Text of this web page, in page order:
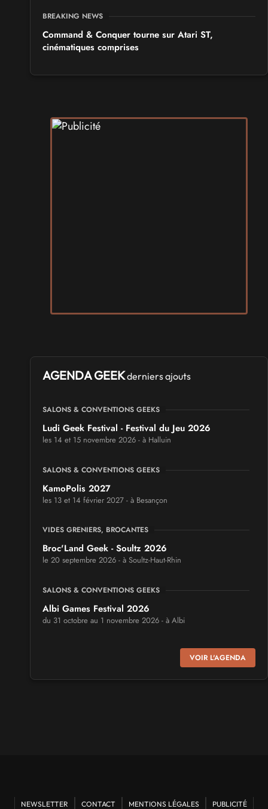
BREAKING NEWS
Command & Conquer tourne sur Atari ST,
cinématiques comprises
AGENDA GEEKderniers ajouts
SALONS & CONVENTIONS GEEKS
Ludi Geek Festival - Festival du Jeu 2026
les 14 et 15 novembre 2026 - à Halluin
SALONS & CONVENTIONS GEEKS
KamoPolis 2027
les 13 et 14 février 2027 - à Besançon
VIDES GRENIERS, BROCANTES
Broc'Land Geek - Soultz 2026
le 20 septembre 2026 - à Soultz-Haut-Rhin
SALONS & CONVENTIONS GEEKS
Albi Games Festival 2026
du 31 octobre au 1 novembre 2026 - à Albi
Virtual Calais - salon du jeu vidéo et des loisirs
numériques 2026
Mang'Azur 2027
VOIR L'AGENDA
NEWSLETTER CONTACT MENTIONS LÉGALES PUBLICITÉ